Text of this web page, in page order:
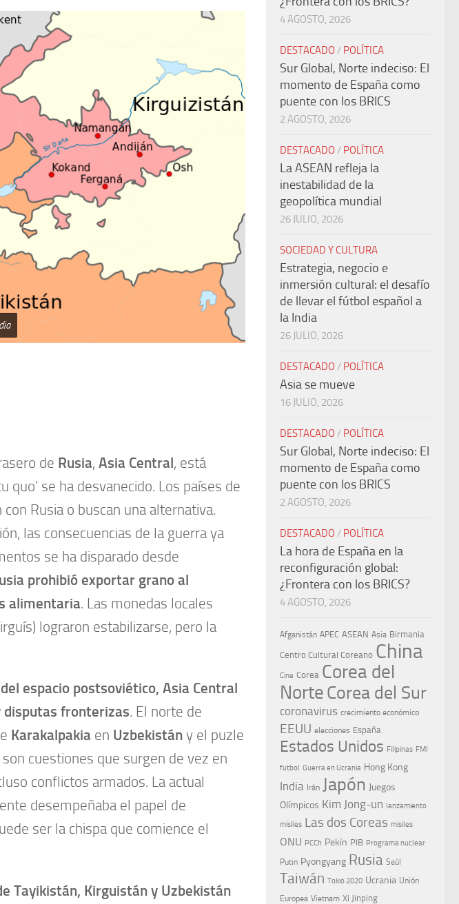
de Rusia, Asia Central, está
quo’ se ha desvanecido. Los países de
Rusia o buscan una alternativa.
las consecuencias de la guerra ya
se ha disparado desde
prohibió exportar grano al
alimentaria. Las monedas locales
lograron estabilizarse, pero la
espacio postsoviético, Asia Central
disputas fronterizas. El norte de
Karakalpakia en Uzbekistán y el puzle
son cuestiones que surgen de vez en
conflictos armados. La actual
desempeñaba el papel de
ser la chispa que comience el
Tayikistán, Kirguistán y Uzbekistán
4 AGOSTO, 2026
DESTACADO / POLÍTICA
Sur Global, Norte indeciso: El
momento de España como
puente con los BRICS
2 AGOSTO, 2026
DESTACADO / POLÍTICA
La ASEAN refleja la
inestabilidad de la
geopolítica mundial
26 JULIO, 2026
SOCIEDAD Y CULTURA
Estrategia, negocio e
inmersión cultural: el desafío
de llevar el fútbol español a
la India
26 JULIO, 2026
DESTACADO / POLÍTICA
Asia se mueve
16 JULIO, 2026
DESTACADO / POLÍTICA
Sur Global, Norte indeciso: El
momento de España como
puente con los BRICS
2 AGOSTO, 2026
DESTACADO / POLÍTICA
La hora de España en la
reconfiguración global:
¿Frontera con los BRICS?
4 AGOSTO, 2026
Afganistán APEC ASEAN Asia Birmania
Centro Cultural Coreano China
Cine Corea Corea del
NorteCorea del Sur
coronavirus crecimiento económico
EEUU elecciones España
Estados Unidos Filipinas FMI
futbol Guerra en Ucrania Hong Kong
India Irán Japón Juegos
Olímpicos Kim Jong-un lanzamiento
misiles Las dos Coreas misiles
ONU PCCh Pekín PIB Programa nuclear
Putin Pyongyang Rusia Seúl
Taiwán Tokio 2020 Ucrania Unión
Europea Vietnam Xi Jinping